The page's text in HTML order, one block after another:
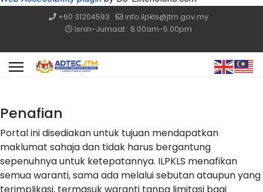
+60 31204593
info.ilpkls@jtm.gov.my
Isnin-Jumaat : 8.00am-5.00pm
Penafian
Portal ini disediakan untuk tujuan mendapatkan
maklumat sahaja dan tidak harus bergantung
sepenuhnya untuk ketepatannya. ILPKLS menafikan
semua waranti, sama ada melalui sebutan ataupun yang
terimplikasi, termasuk waranti tanpa limitasi bagi